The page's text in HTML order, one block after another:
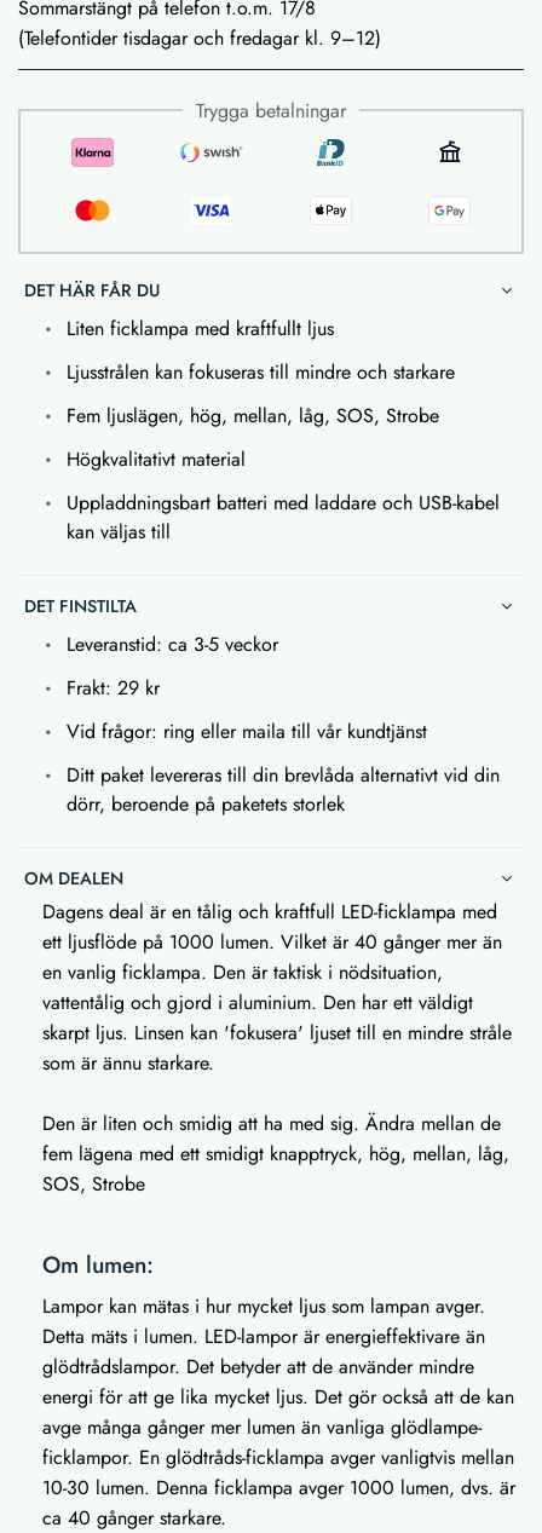
Sommarstängt på telefon t.o.m. 17/8
(Telefontider tisdagar och fredagar kl. 9–12)
Trygga betalningar
DET HÄR FÅR DU
Liten ficklampa med kraftfullt ljus
Ljusstrålen kan fokuseras till mindre och starkare
Fem ljuslägen, hög, mellan, låg, SOS, Strobe
Högkvalitativt material
Uppladdningsbart batteri med laddare och USB-kabel
kan väljas till
DET FINSTILTA
Leveranstid: ca 3-5 veckor
Frakt: 29 kr
Vid frågor: ring eller maila till vår kundtjänst
Ditt paket levereras till din brevlåda alternativt vid din
dörr, beroende på paketets storlek
OM DEALEN
Dagens deal är en tålig och kraftfull LED-ficklampa med
ett ljusflöde på 1000 lumen. Vilket är 40 gånger mer än
en vanlig ficklampa. Den är taktisk i nödsituation,
vattentålig och gjord i aluminium. Den har ett väldigt
skarpt ljus. Linsen kan 'fokusera' ljuset till en mindre stråle
som är ännu starkare.
Den är liten och smidig att ha med sig. Ändra mellan de
fem lägena med ett smidigt knapptryck, hög, mellan, låg,
SOS, Strobe
Om lumen:
Lampor kan mätas i hur mycket ljus som lampan avger.
Detta mäts i lumen. LED-lampor är energieffektivare än
glödtrådslampor. Det betyder att de använder mindre
energi för att ge lika mycket ljus. Det gör också att de kan
avge många gånger mer lumen än vanliga glödlampe-
ficklampor. En glödtråds-ficklampa avger vanligtvis mellan
10-30 lumen. Denna ficklampa avger 1000 lumen, dvs. är
ca 40 gånger starkare.